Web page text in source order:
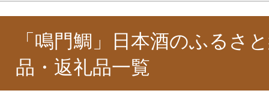
「鳴門鯛」日本酒のふるさ
品・返礼品一覧